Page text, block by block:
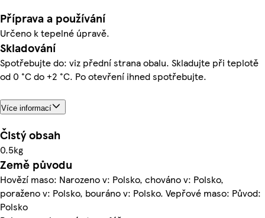
Příprava a používání
Určeno k tepelné úpravě.
Skladování
Spotřebujte do: viz přední strana obalu. Skladujte při teplotě
od 0 °C do +2 °C. Po otevření ihned spotřebujte.
Více informací
Čistý obsah
0.5kg
Země původu
Hovězí maso: Narozeno v: Polsko, chováno v: Polsko,
poraženo v: Polsko, bouráno v: Polsko. Vepřové maso: Původ:
Polsko